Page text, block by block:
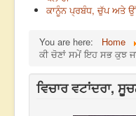
ਕਾਨੂੰਨ ਪ੍ਰਬੰਧ, ਚੁੱਪ ਅਤੇ
You are here: Home
ਕੀ ਚੋਣਾਂ ਸਮੇਂ ਇਹ ਸਭ ਕੁਝ
ਵਿਚਾਰ ਵਟਾਂਦਰਾ,